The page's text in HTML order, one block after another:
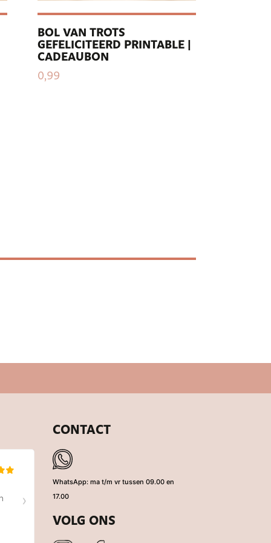
BOL VAN TROTS
GEFELICITEERD PRINTABLE |
CADEAUBON
0,99
CONTACT
WhatsApp: ma t/m vr tussen 09.00 en
17.00
VOLG ONS